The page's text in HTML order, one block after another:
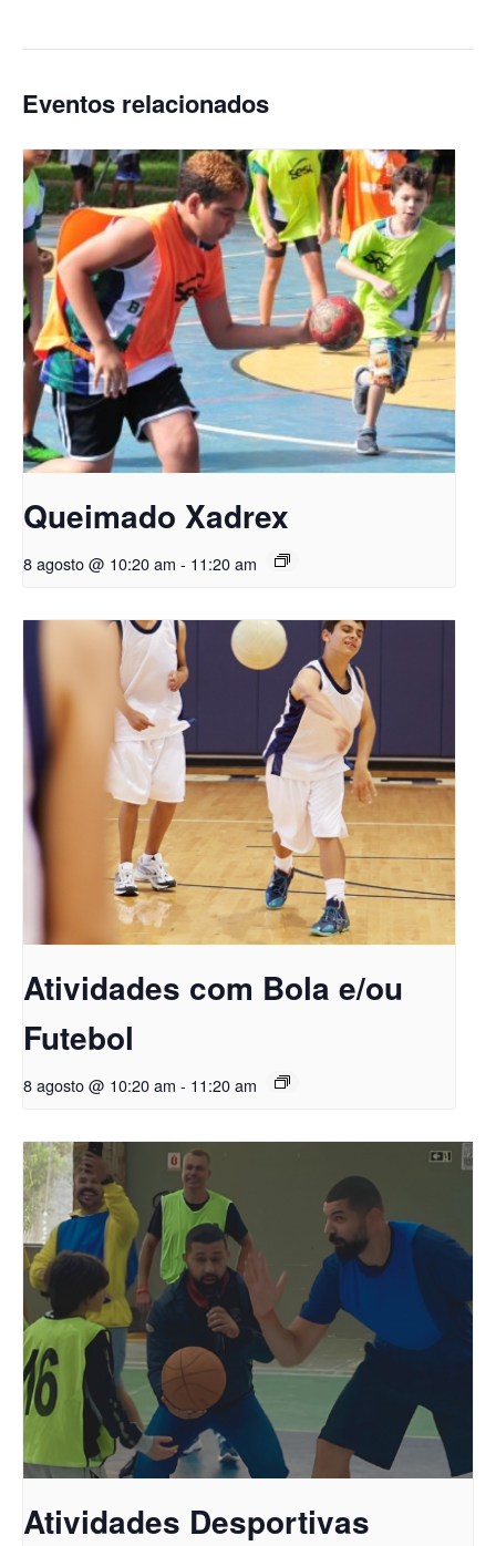
Eventos relacionados
Queimado Xadrex
8 agosto @ 10:20 am - 11:20 am
Atividades com Bola e/ou
Futebol
8 agosto @ 10:20 am - 11:20 am
Atividades Desportivas